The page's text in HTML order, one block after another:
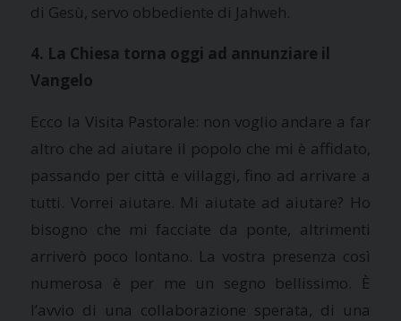
di Gesù, servo obbediente di Jahweh.
4. La Chiesa torna oggi ad annunziare il
Vangelo
Ecco la Visita Pastorale: non voglio andare a far
altro che ad aiutare il popolo che mi è affidato,
passando per città e villaggi, fino ad arrivare a
tutti. Vorrei aiutare. Mi aiutate ad aiutare? Ho
bisogno che mi facciate da ponte, altrimenti
arriverò poco lontano. La vostra presenza così
numerosa è per me un segno bellissimo. È
l’avvio di una collaborazione sperata, di una